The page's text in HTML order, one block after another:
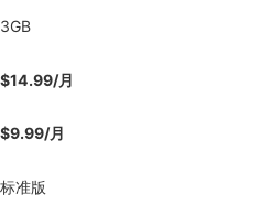
3GB
$14.99/月
$9.99/月
标准版